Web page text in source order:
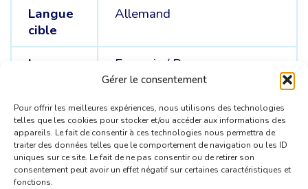
Gérer le consentement
Pour offrir les meilleures expériences, nous utilisons des technologies
telles que les cookies pour stocker et/ou accéder aux informations des
appareils. Le fait de consentir à ces technologies nous permettra de
traiter des données telles que le comportement de navigation ou les ID
uniques sur ce site. Le fait de ne pas consentir ou de retirer son
consentement peut avoir un effet négatif sur certaines caractéristiques et
fonctions.
Langue
cible
Allemand
Langue
Français / Russe